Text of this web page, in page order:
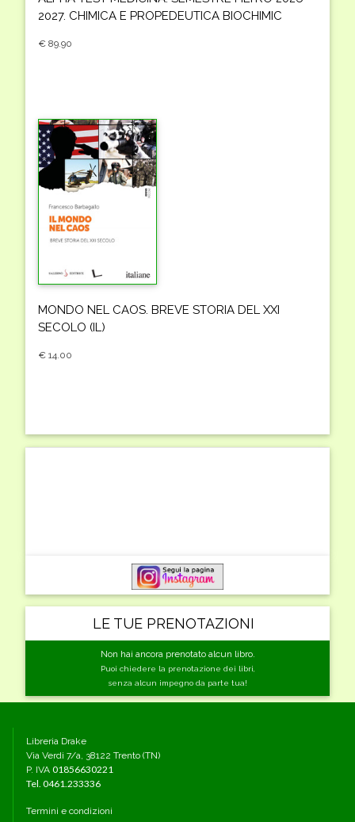
2027. CHIMICA E PROPEDEUTICA BIOCHIMIC
€ 89.90
MONDO NEL CAOS. BREVE STORIA DEL XXI
SECOLO (IL)
€ 14.00
LE TUE PRENOTAZIONI
Non hai ancora prenotato alcun libro.
Puoi chiedere la prenotazione dei libri,
senza alcun impegno da parte tua!
Libreria Drake
Via Verdi 7/a, 38122 Trento (TN)
P. IVA 01856630221
Tel. 0461.233336
Termini e condizioni